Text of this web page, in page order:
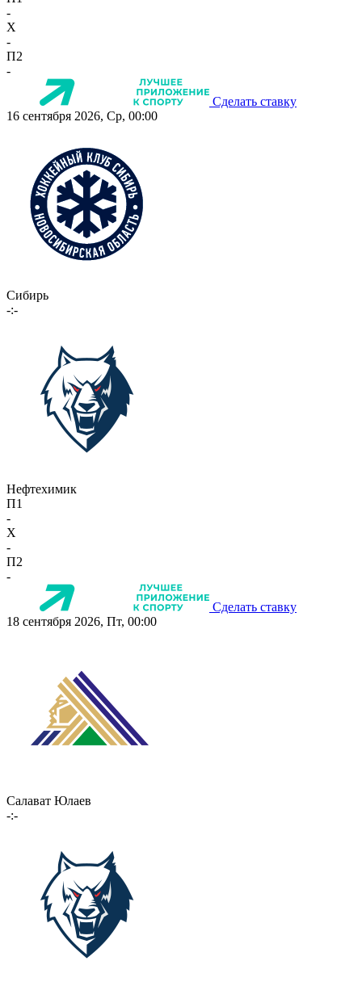
-
X
-
П2
-
Сделать ставку
16 сентября 2026, Ср, 00:00
Сибирь
-:-
Нефтехимик
П1
-
X
-
П2
-
Сделать ставку
18 сентября 2026, Пт, 00:00
Салават Юлаев
-:-